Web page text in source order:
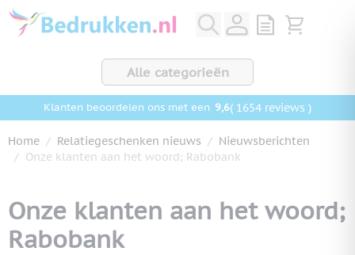
Ga naar de inhoud
View quote,
Bekijk
Alle categorieën
Klanten beoordelen ons met een 9,6( 1654 reviews )
Home / Relatiegeschenken nieuws / Nieuwsberichten
/ Onze klanten aan het woord; Rabobank
Onze klanten aan het woord;
Rabobank